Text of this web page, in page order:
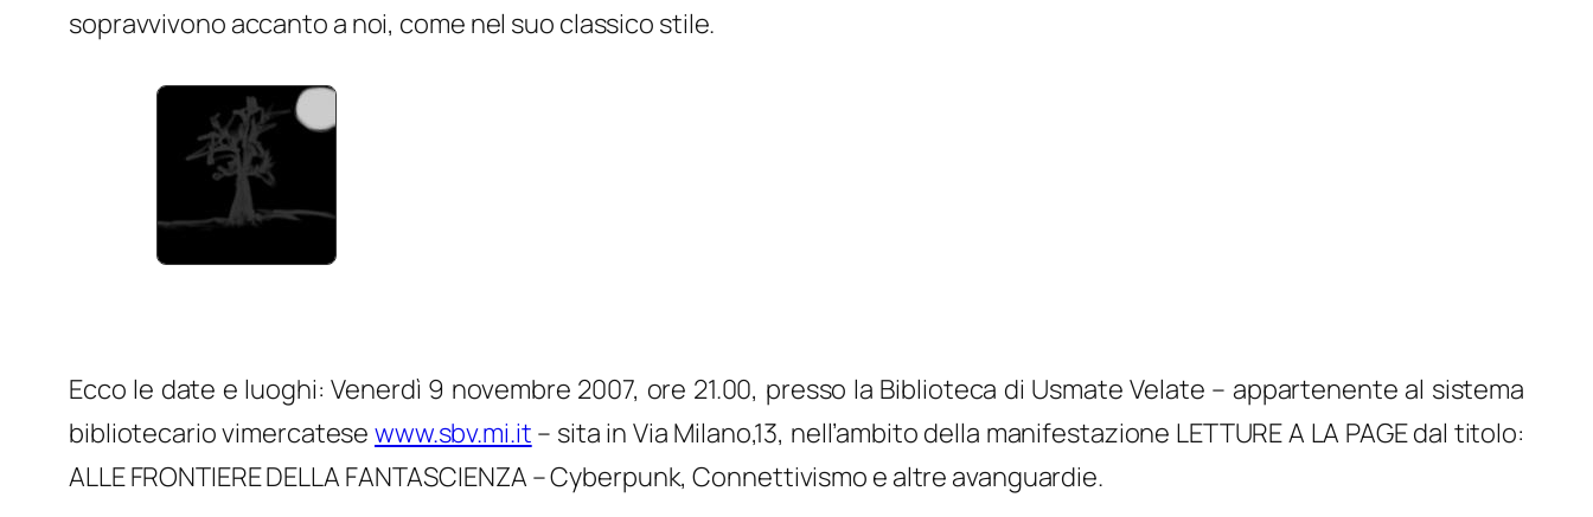
sopravvivono accanto a noi, come nel suo classico stile.
Ecco le date e luoghi: Venerdì 9 novembre 2007, ore 21.00, presso la Biblioteca di Usmate Velate – appartenente al sistema
bibliotecario vimercatese www.sbv.mi.it – sita in Via Milano,13, nell’ambito della manifestazione LETTURE A LA PAGEdal titolo:
ALLE FRONTIERE DELLA FANTASCIENZA – Cyberpunk, Connettivismo e altre avanguardie.